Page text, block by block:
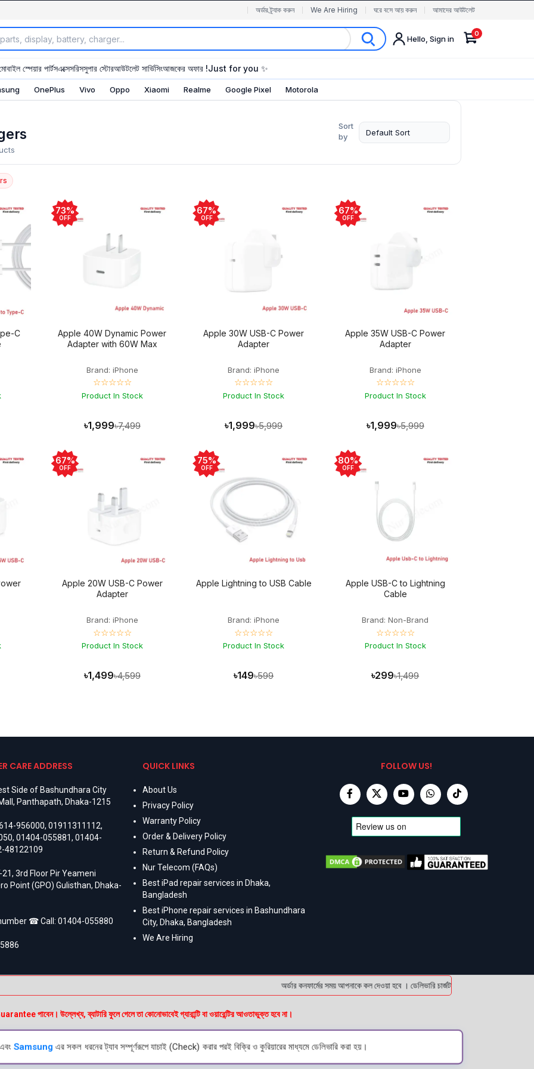
অর্ডার ট্র্যাক করুন We Are Hiring ঘরে বসে আয় করুন আমাদের আউটলেট
Hello, Sign in
0
স্পেয়ার পার্টসএক্সেসরিসসুপার স্টোরআউটলেট সার্ভিসিংআজকের অফার !Just for you ✨
OnePlus Vivo Oppo Xiaomi Realme Google Pixel Motorola
Sort
by
C
73%
OFF
Apple 40W Dynamic Power
Adapter with 60W Max
Brand: iPhone
☆☆☆☆☆
Product In Stock
৳1,999৳7,499
67%
OFF
Apple 30W USB-C Power
Adapter
Brand: iPhone
☆☆☆☆☆
Product In Stock
৳1,999৳5,999
67%
OFF
Apple 35W USB-C Power
Adapter
Brand: iPhone
☆☆☆☆☆
Product In Stock
৳1,999৳5,999
67%
OFF
Apple 20W USB-C Power
Adapter
Brand: iPhone
☆☆☆☆☆
Product In Stock
৳1,499৳4,599
75%
OFF
Apple Lightning to USB Cable
Brand: iPhone
☆☆☆☆☆
Product In Stock
৳149৳599
80%
OFF
Apple USB-C to Lightning
Cable
Brand: Non-Brand
☆☆☆☆☆
Product In Stock
৳299৳1,499
CARE ADDRESS
Side of Bashundhara City
Panthapath, Dhaka-1215
956000,01911311112,
,01404-055881,01404-
48122109
21, 3rd Floor Pir Yeameni
Point (GPO) Gulisthan, Dhaka-
☎ Call:01404-055880
QUICK LINKS
About Us
Privacy Policy
Warranty Policy
Order & Delivery Policy
Return & Refund Policy
Nur Telecom (FAQs)
Best iPad repair services in Dhaka,
Bangladesh
Best iPhone repair services in Bashundhara
City, Dhaka, Bangladesh
We Are Hiring
FOLLOW US!
অর্ডার কনফার্মের সময় আপনাকে কল দেওয়া হবে । ডেলিভারি চার্জটা অগ্রিম (bKash/Nagad:
পাবেন। উল্লেখ্য, ব্যাটারি ফুলে গেলে তা কোনোভাবেই গ্যারান্টি বা ওয়ারেন্টির আওতাভুক্ত হবে না।
Samsung এর সকল ধরনের ট্যাব সম্পূর্ণরূপে যাচাই (Check) করার পরই বিক্রি ও কুরিয়ারের মাধ্যমে ডেলিভারি করা হয়।